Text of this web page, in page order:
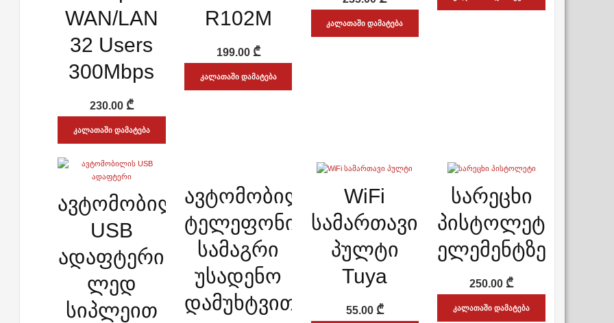
WAN/LAN
32 Users
300Mbps
230.00 ₾
ᲙᲐᲚᲐᲗᲐᲨᲘ ᲓᲐᲛᲐᲢᲔᲑᲐ
R102M
199.00 ₾
ᲙᲐᲚᲐᲗᲐᲨᲘ ᲓᲐᲛᲐᲢᲔᲑᲐ
ᲙᲐᲚᲐᲗᲐᲨᲘ ᲓᲐᲛᲐᲢᲔᲑᲐ
ᲡᲬᲠᲐᲤᲘ ᲜᲐᲮᲕᲐ
ADD WISHLIST
ავტომობილის
USB
ადაფტერი
ლედ
სიპლეით
ᲡᲬᲠᲐᲤᲘ ᲜᲐᲮᲕᲐ
ADD WISHLIST
ავტომობილის
ტელეფონის
სამაგრი
უსადენო
დამუხტვით
ᲡᲬᲠᲐᲤᲘ ᲜᲐᲮᲕᲐ
ADD WISHLIST
WiFi
სამართავი
პულტი
Tuya
55.00 ₾
ᲡᲬᲠᲐᲤᲘ ᲜᲐᲮᲕᲐ
ADD WISHLIST
სარეცხი
პისტოლეტი
ელემენტზე
250.00 ₾
ᲙᲐᲚᲐᲗᲐᲨᲘ ᲓᲐᲛᲐᲢᲔᲑᲐ